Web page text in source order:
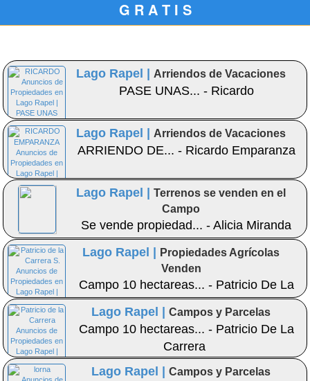
G R A T I S
Lago Rapel |Arriendos de Vacaciones
PASE UNAS... - Ricardo
Lago Rapel |Arriendos de Vacaciones
ARRIENDO DE... - Ricardo Emparanza
Lago Rapel |Terrenos se venden en el
Campo
Se vende propiedad... - Alicia Miranda
Lago Rapel |
Propiedades Agrícolas
Venden
Campo 10 hectareas... - Patricio De La
Carrera S.
Lago Rapel |Campos y Parcelas
Campo 10 hectareas... - Patricio De La
Carrera
Lago Rapel |Campos y Parcelas